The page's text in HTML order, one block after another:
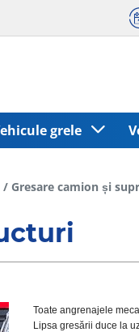
grele
Gresare camion și
Toate angrenajele
Lipsa gresării duce la